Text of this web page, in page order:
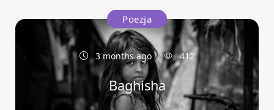
Poezja
3 months ago 412
Baghisha